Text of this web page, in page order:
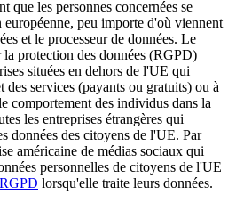
que les personnes concernées se
peu importe d'où viennent
et le processeur de données. Le
la protection des données (RGPD)
situées en dehors de l'UE qui
des services (payants ou gratuits) ou à
comportement des individus dans la
les entreprises étrangères qui
données des citoyens de l'UE. Par
américaine de médias sociaux qui
personnelles de citoyens de l'UE
lorsqu'elle traite leurs données.